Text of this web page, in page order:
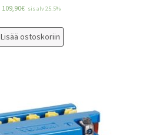
109,90€ sis alv 25.5%
Lisää ostoskoriin